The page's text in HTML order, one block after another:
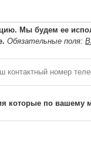
Мы будем ее
Обязательные поля:
которые по